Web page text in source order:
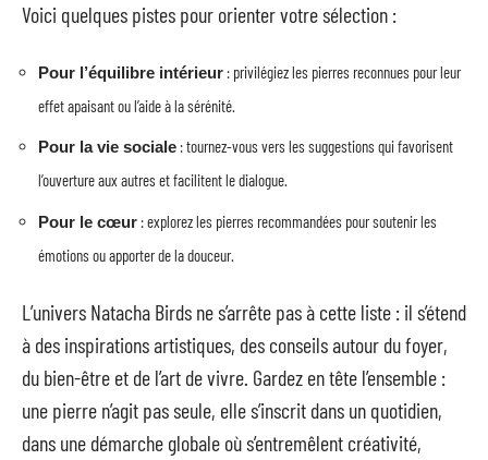
Voici quelques pistes pour orienter votre sélection :
Pour l’équilibre intérieur : privilégiez les pierres reconnues pour leur
effet apaisant ou l’aide à la sérénité.
Pour la vie sociale : tournez-vous vers les suggestions qui favorisent
l’ouverture aux autres et facilitent le dialogue.
Pour le cœur : explorez les pierres recommandées pour soutenir les
émotions ou apporter de la douceur.
L’univers Natacha Birds ne s’arrête pas à cette liste : il s’étend
à des inspirations artistiques, des conseils autour du foyer,
du bien-être et de l’art de vivre. Gardez en tête l’ensemble :
une pierre n’agit pas seule, elle s’inscrit dans un quotidien,
dans une démarche globale où s’entremêlent créativité,